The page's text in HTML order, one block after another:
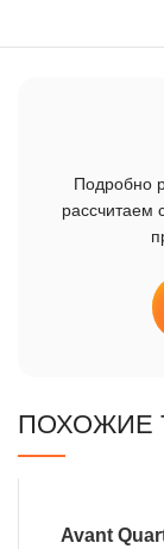
Подробно
рассчитаем
ПОХОЖИЕ
Avant